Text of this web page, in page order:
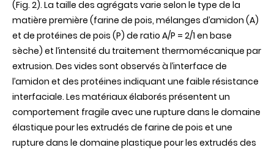
(Fig. 2). La taille des agrégats varie selon le type de la
matière première (farine de pois, mélanges d’amidon (A)
et de protéines de pois (P) de ratio A/P = 2/1 en base
sèche) et l’intensité du traitement thermomécanique par
extrusion. Des vides sont observés à l’interface de
l’amidon et des protéines indiquant une faible résistance
interfaciale. Les matériaux élaborés présentent un
comportement fragile avec une rupture dans le domaine
élastique pour les extrudés de farine de pois et une
rupture dans le domaine plastique pour les extrudés des